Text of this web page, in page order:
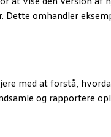
Concept.
Dette omhandler
med at forstå,
og rapportere